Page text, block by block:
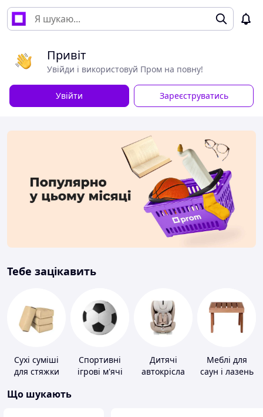
Привіт
Увійди і використовуй Пром на повну!
Увійти Зареєструватись
Тебе зацікавить
Сухі суміші
для стяжки
Спортивні
ігрові м'ячі
Дитячі
автокрісла
Меблі для
саун і лазень
Що шукають